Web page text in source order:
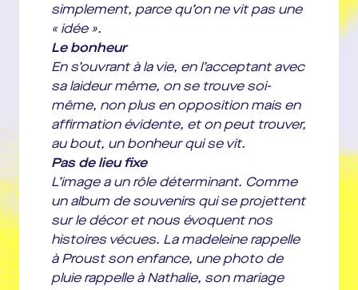
Crédits photosFabienne Rappenneau
simplement, parce qu’on ne vit pas une
« idée ».
Le bonheur
En s’ouvrant à la vie, en l’acceptant avec
sa laideur même, on se trouve soi-
même, non plus en opposition mais en
affirmation évidente, et on peut trouver,
au bout, un bonheur qui se vit.
Pas de lieu fixe
L’image a un rôle déterminant. Comme
un album de souvenirs qui se projettent
sur le décor et nous évoquent nos
histoires vécues. La madeleine rappelle
à Proust son enfance, une photo de
pluie rappelle à Nathalie, son mariage